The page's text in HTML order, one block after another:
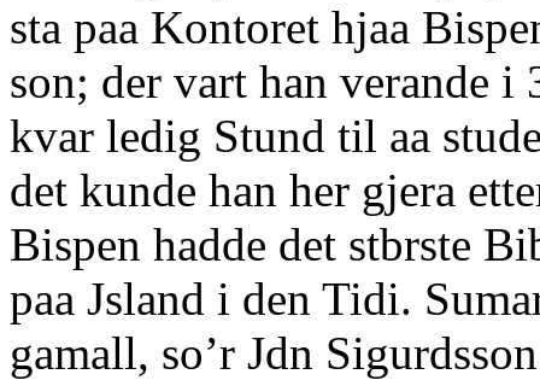
sta paa Kontoret hjaa
son; der vart han verande i
kvar ledig Stund til aa
det kunde han her gjera
Bispen hadde det stbrste
paa Jsland i den Tidi.
gamall, so’r Jdn